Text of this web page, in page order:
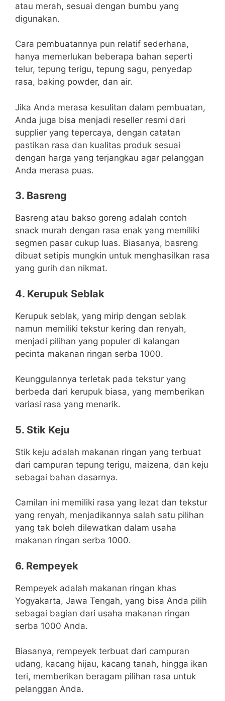
atau merah, sesuai dengan bumbu yang
digunakan.
Cara pembuatannya pun relatif sederhana,
hanya memerlukan beberapa bahan seperti
telur, tepung terigu, tepung sagu, penyedap
rasa, baking powder, dan air.
Jika Anda merasa kesulitan dalam pembuatan,
Anda juga bisa menjadi reseller resmi dari
supplier yang tepercaya, dengan catatan
pastikan rasa dan kualitas produk sesuai
dengan harga yang terjangkau agar pelanggan
Anda merasa puas.
3. Basreng
Basreng atau bakso goreng adalah contoh
snack murah dengan rasa enak yang memiliki
segmen pasar cukup luas. Biasanya, basreng
dibuat setipis mungkin untuk menghasilkan rasa
yang gurih dan nikmat.
4. Kerupuk Seblak
Kerupuk seblak, yang mirip dengan seblak
namun memiliki tekstur kering dan renyah,
menjadi pilihan yang populer di kalangan
pecinta makanan ringan serba 1000.
Keunggulannya terletak pada tekstur yang
berbeda dari kerupuk biasa, yang memberikan
variasi rasa yang menarik.
5. Stik Keju
Stik keju adalah makanan ringan yang terbuat
dari campuran tepung terigu, maizena, dan keju
sebagai bahan dasarnya.
Camilan ini memiliki rasa yang lezat dan tekstur
yang renyah, menjadikannya salah satu pilihan
yang tak boleh dilewatkan dalam usaha
makanan ringan serba 1000.
6. Rempeyek
Rempeyek adalah makanan ringan khas
Yogyakarta, Jawa Tengah, yang bisa Anda pilih
sebagai bagian dari usaha makanan ringan
serba 1000 Anda.
Biasanya, rempeyek terbuat dari campuran
udang, kacang hijau, kacang tanah, hingga ikan
teri, memberikan beragam pilihan rasa untuk
pelanggan Anda.